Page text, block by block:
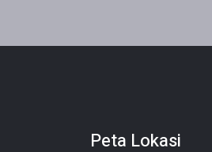
Peta Lokasi